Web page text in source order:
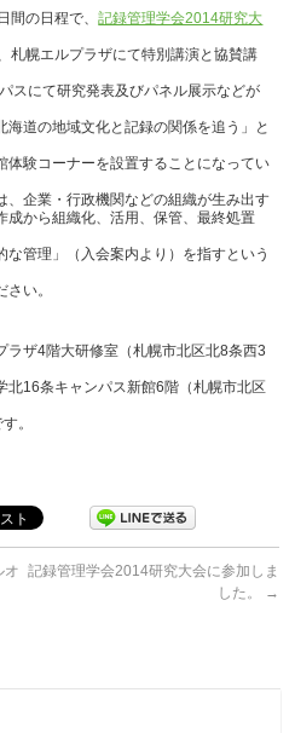
間の日程で、記録管理学会2014研究大
札幌エルプラザにて特別講演と協賛講
スにて研究発表及びパネル展示などが
道の地域文化と記録の関係を追う」と
体験コーナーを設置することになってい
、企業・行政機関などの組織が生み出す
成から組織化、活用、保管、最終処置
管理」（入会案内より）を指すという
い。
ラザ4階大研修室（札幌市北区北8条西3
北16条キャンパス新館6階（札幌市北区
。
オ 記録管理学会2014研究大会に参加しま
した。
→